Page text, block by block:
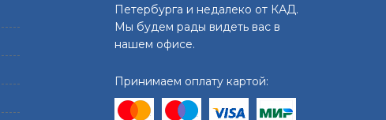
Петербурга и недалеко от КАД.
Мы будем рады видеть вас в
нашем офисе.
Принимаем оплату картой: